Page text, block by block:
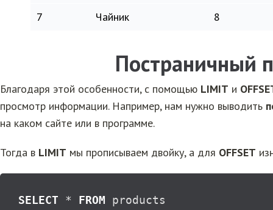
7
Чайник 8
Постраничный
Благодаря этой особенности, с помощью LIMIT и
просмотр информации. Например, нам нужно выводить
на каком сайте или в программе.
Тогда в LIMIT мы прописываем двойку, а для OFFSET
SELECT * FROM